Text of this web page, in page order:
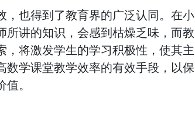
，也得到了教育界的广泛认同。在小
讲的知识，会感到枯燥乏味，而教
将激发学生的学习积极性，使其主
学课堂教学效率的有效手段，以保
。